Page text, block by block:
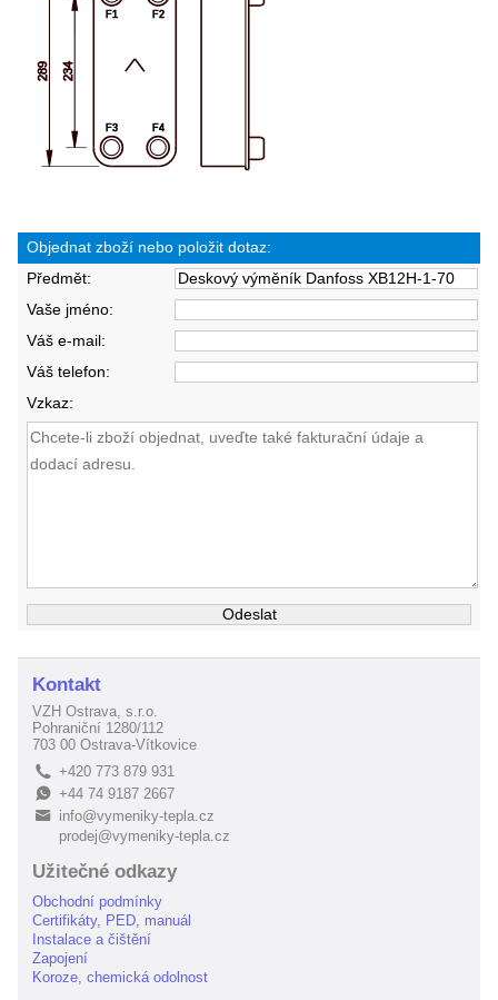
Objednat zboží nebo položit dotaz:
Předmět:
Vaše jméno:
Váš e-mail:
Váš telefon:
Vzkaz:
Kontakt
VZH Ostrava, s.r.o.
Pohraniční 1280/112
703 00 Ostrava-Vítkovice
L +420 773 879 931
E+44 74 9187 2667
B
info@vymeniky-tepla.cz
prodej@vymeniky-tepla.cz
Užitečné odkazy
Obchodní podmínky
Certifikáty, PED, manuál
Instalace a čištění
Zapojení
Koroze, chemická odolnost